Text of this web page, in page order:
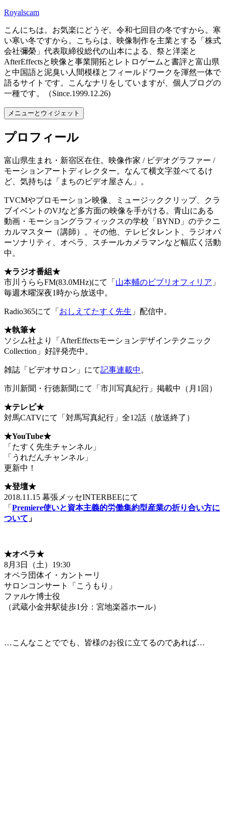
コ
テ
ン
ツ
へ
ス
キ
プ
Royalscam
こんにちは。お気楽にどうぞ。令和七回目の冬ですから。寒
い寒い冬ですから。こちらは、映像制作を主業とする「株式
会社彌榮」代表取締役総代の山本による、祭と洋楽と
AfterEffectsと映像と事業開拓とレトロゲームと書評と富山県
と中国語と泥臭い人間模様とフィールドワークを渾然一体で
語るサイトです。こんなナリをしていますが、個人ブログの
一種です。（Since.1999.12.26)
メニューとウィジェット
プロフィール
富山県生まれ・新宿区在住。映像作家 / ビデオグラファー /
モーションアートディレクター。なんて横文字並べてるけ
ど、気持ちは「まちのビデオ屋さん」。
TVCMやプロモーション映像、ミュージッククリップ、クラ
ブイベントのVJなど多方面の映像を手がける。青山にある
動画・モーショングラフィックスの学校「BYND」のテクニ
カルマスター（講師）。その他、テレビタレント、ラジオパ
ーソナリティ、オペラ、スチールカメラマンなど幅広く活動
中。
★ラジオ番組★
市川うららFM(83.0MHz)にて「 山本輔のビブリオフィリア 」
毎週木曜深夜1時から放送中。
Radio365にて「 おしえてたすく先生 」配信中。
★執筆★
ソシム社より「AfterEffectsモーションデザインテクニック
Collection」好評発売中。
雑誌「ビデオサロン」にて記事連載中 。
市川新聞・行徳新聞にて「市川写真紀行」掲載中（月1回）
★テレビ★
対馬CATVにて「対馬写真紀行」全12話（放送終了）
★YouTube★
「たすく先生チャンネル」
「うれだんチャンネル」
更新中！
★登壇★
2018.11.15 幕張メッセINTERBEEにて
「 Premiere使いと資本主義的労働集約型産業の折り合い方に
ついて 」
★オペラ★
8月3日（土）19:30
オペラ団体イ・カントーリ
サロンコンサート「こうもり」
ファルケ博士役
（武蔵小金井駅徒歩1分：宮地楽器ホール）
…こんなことででも、皆様のお役に立てるのであれば…